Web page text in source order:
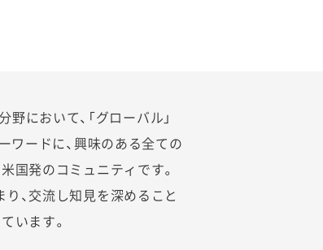
において、「グローバル」
ワードに、興味のある全ての
国発のコミュニティです。
、交流し知見を深めること
います。